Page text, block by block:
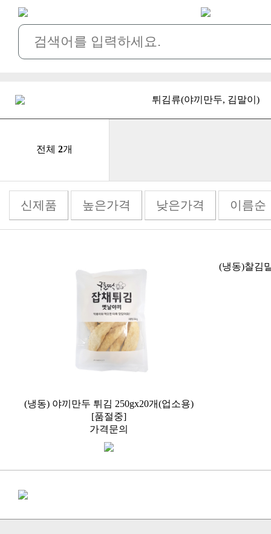
튀김류(야끼만두, 김말이)
전체 2개
신제품 높은가격 낮은가격 이름순
(냉동) 야끼만두 튀김 250gx20개(업소용)
[품절중]
가격문의
(냉동)찰김